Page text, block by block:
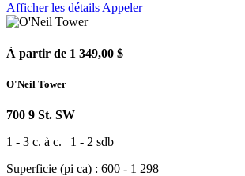
Afficher les détails Appeler
À partir de 1 349,00 $
O'Neil Tower
700 9 St. SW
1 - 3 c. à c. | 1 - 2 sdb
Superficie (pi ca) : 600 - 1 298